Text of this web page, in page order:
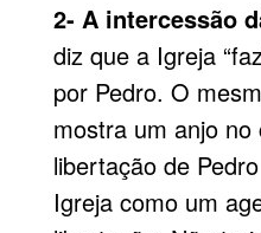
2- A intercessão
diz que a Igreja
por Pedro. O
mostra um anjo no
libertação de
Igreja como um